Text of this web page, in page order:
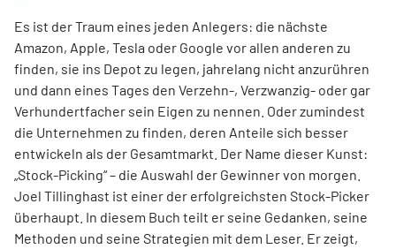
Es ist der Traum eines jeden Anlegers: die nächste
Amazon, Apple, Tesla oder Google vor allen anderen zu
finden, sie ins Depot zu legen, jahrelang nicht anzurühren
und dann eines Tages den Verzehn-, Verzwanzig- oder gar
Verhundertfacher sein Eigen zu nennen. Oder zumindest
die Unternehmen zu finden, deren Anteile sich besser
entwickeln als der Gesamtmarkt. Der Name dieser Kunst:
„Stock-Picking“ – die Auswahl der Gewinner von morgen.
Joel Tillinghast ist einer der erfolgreichsten Stock-Picker
überhaupt. In diesem Buch teilt er seine Gedanken, seine
Methoden und seine Strategien mit dem Leser. Er zeigt,